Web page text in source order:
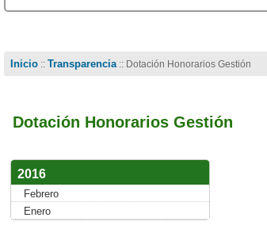
Inicio ::Transparencia:: Dotación Honorarios Gestión
Dotación Honorarios Gestión
2016
Febrero
Enero